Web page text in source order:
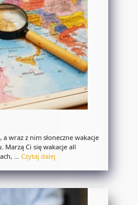
wraz z nim słoneczne wakacje
Ci się wakacje all
… Czytaj dalej